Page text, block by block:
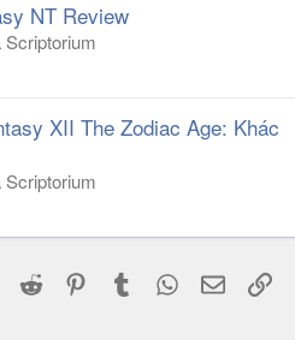
NT Review
Scriptorium
XII The Zodiac Age: Khác
Scriptorium
Reddit PinterestTumblr WhatsApp
Email